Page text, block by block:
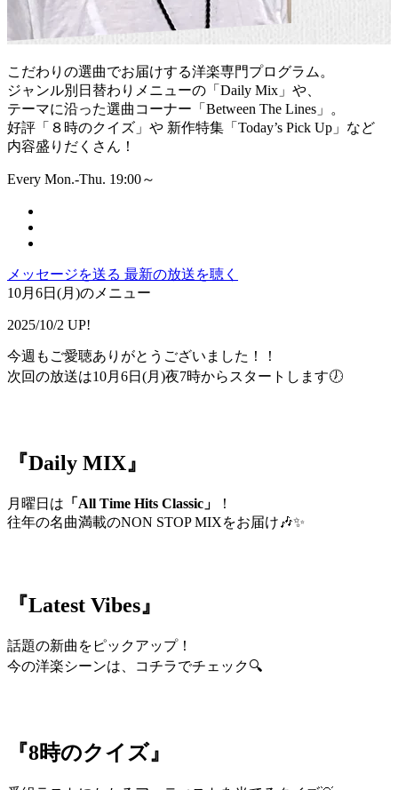
こだわりの選曲でお届けする洋楽専門プログラム。
ジャンル別日替わりメニューの「Daily Mix」や、
テーマに沿った選曲コーナー「Between The Lines」。
好評「８時のクイズ」や 新作特集「Today’s Pick Up」など
内容盛りだくさん！
Every Mon.-Thu. 19:00～
メッセージを送る 最新の放送を聴く
10月6日(月)のメニュー
2025/10/2 UP!
今週もご愛聴ありがとうございました！！
次回の放送は10月6日(月)夜7時からスタートします🕖
『Daily MIX』
月曜日は 「All Time Hits Classic」
！
往年の名曲満載のNON STOP MIXをお届け🎶✨
『Latest Vibes』
話題の新曲をピックアップ！
今の洋楽シーンは、コチラでチェック🔍
『8時のクイズ』